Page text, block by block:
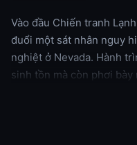
Vào đầu Chiến tranh
đuổi một sát nhân nguy
nghiệt ở Nevada. Hành
sinh tồn mà còn phơi